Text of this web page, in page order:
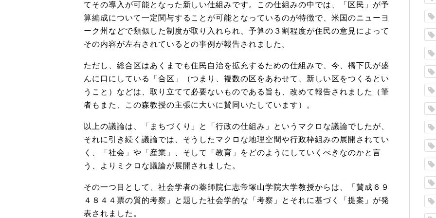
てその導入が可能となった新しい仕組みです。この仕組みの中では、「区民」 が予
算編成について一定関与することが可能となっているのが特徴で、米国のニューヨ
ーク州などで類似した制度が取り入れられ、予算の３割程度が住民の意見によって
その内容が左右されているとの事例が報告されました。
ただし、総合区はあくまでも住民自治を拡充するための仕組みで、 今、橋下氏が盛
んに口にしている「合区」（つまり、複数の区をあわせて、新しい区をつくるとい
うこと）などは、 取り立てて必要ないものである旨も、改めて報告されました（筆
者もまた、この森教授の主張に大いに賛同いたしています）。
以上の議論は、「まちづくり」と「行政の仕組み」
というマクロな議論でしたが、
それに引き続く議論では、 そうしたマクロな地理空間や行政枠組みの展開されてい
く、「 社会」や「産業」、そして「教育」
をどのようにしていくべきなのかと言
う、
よりミクロな議論が展開されました。
その一つ目として、 社会学者の薬師院仁志帝塚山学院大学教授からは、「 賛成６９
４８４４票の質的考察」と題した社会学的な「考察」
とそれに基づく「提案」が発
表されました。